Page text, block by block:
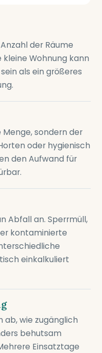
der Räume
kleine Wohnung kann
als ein größeres
sondern der
oder hygienisch
den Aufwand für
Abfall an. Sperrmüll,
kontaminierte
einkalkuliert
ab, wie zugänglich
behutsam
Einsatztage